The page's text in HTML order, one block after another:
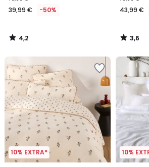
€
79,99
€
Rabatt
angewendet.
39,99 € -50%
4,2
/
43,99 €
3,6
/
10% EXTRA* 10%